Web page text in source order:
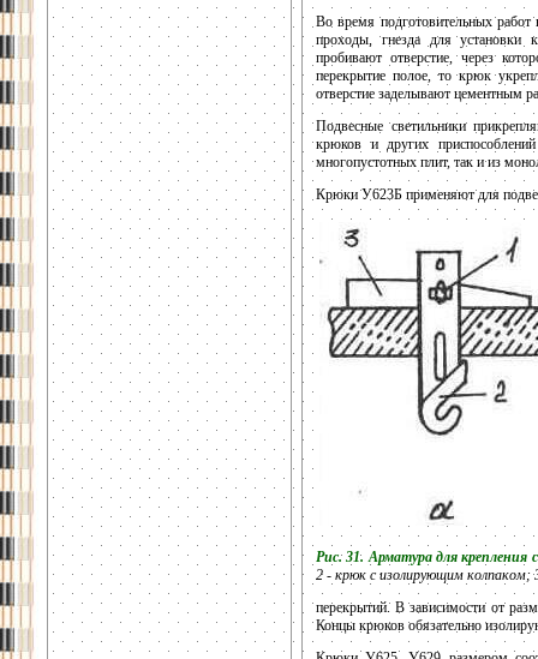
Во время подготовительных работ
проходы, гнезда для установки
пробивают отверстие, через
перекрытие полое, то крюк
отверстие заделывают цементным
Подвесные светильники
крюков и других
многопустотных плит, так и из
Крюки У623Б применяют для
Рис. 31. Арматура для крепления
2 - крюк с изолирующим колпаком;
перекрытий. В зависимости от
Концы крюков обязательно